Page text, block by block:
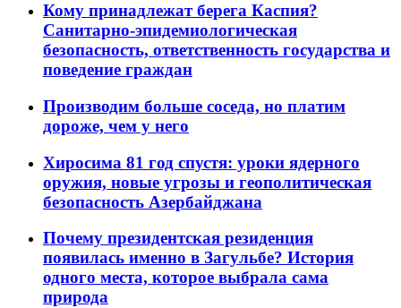
Кому принадлежат берега Каспия?
Санитарно-эпидемиологическая
безопасность, ответственность государства и
поведение граждан
Производим больше соседа, но платим
дороже, чем у него
Хиросима 81 год спустя: уроки ядерного
оружия, новые угрозы и геополитическая
безопасность Азербайджана
Почему президентская резиденция
появилась именно в Загульбе? История
одного места, которое выбрала сама
природа